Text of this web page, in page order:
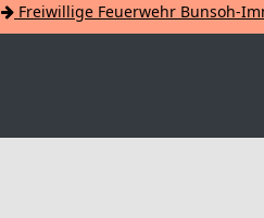
Freiwillige Feuerwehr Bunsoh-